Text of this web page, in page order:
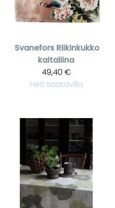
Svanefors Riikinkukko
kaitaliina
49,40 €
Heti saatavilla